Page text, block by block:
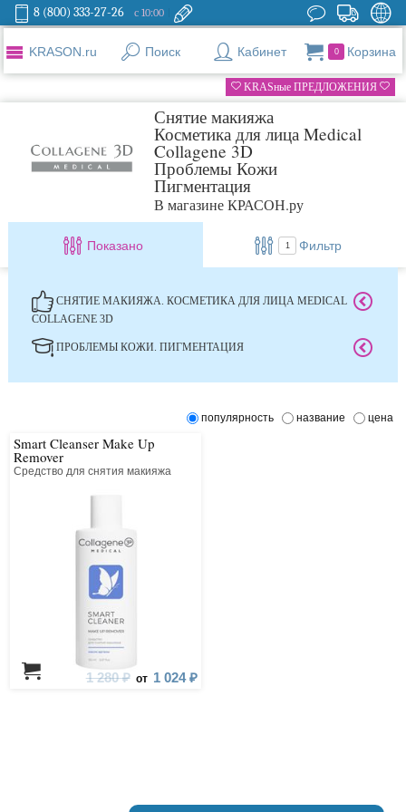
8 (800) 333-27-26 с 10:00
KRASON.ru Поиск Кабинет 0 Корзина
KRASные ПРЕДЛОЖЕНИЯ
Снятие макияжа
Косметика для лица Medical
Collagene 3D
Проблемы Кожи
Пигментация
В магазине КРАСОН.ру
Показано 1 Фильтр
СНЯТИЕ МАКИЯЖА. КОСМЕТИКА ДЛЯ ЛИЦА MEDICAL
COLLAGENE 3D
ПРОБЛЕМЫ КОЖИ. ПИГМЕНТАЦИЯ
популярность название цена
Smart Cleanser Make Up
Remover
Средство для снятия макияжа
1 280 ₽ от 1 024 ₽